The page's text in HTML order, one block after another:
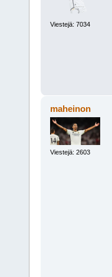
Viestejä: 7034
maheinon
Viestejä: 2603